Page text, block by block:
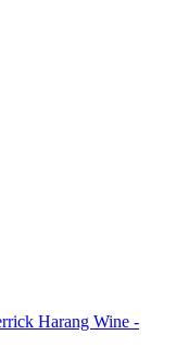
Harang Wine -